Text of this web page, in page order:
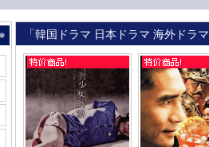
「韓国ドラマ 日本ドラマ 海外ドラ